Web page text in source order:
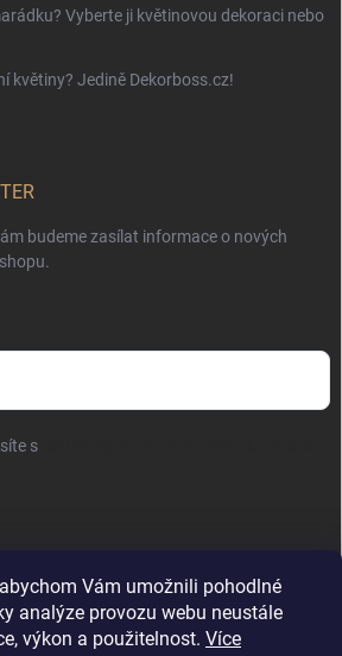
Vám umožnili pohodlné
analýze provozu webu neustále
výkon a použitelnost. Více
Vyberte ji květinovou dekoraci nebo
květiny? Jedině Dekorboss.cz!
budeme zasílat informace o nových
s
0ks /0 Kč